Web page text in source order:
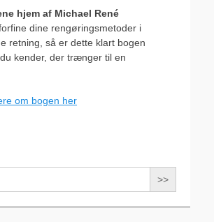
hjem af Michael René
dine rengøringsmetoder i
retning, så er dette klart bogen
kender, der trænger til en
om bogen her